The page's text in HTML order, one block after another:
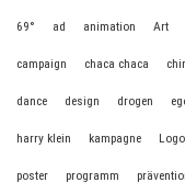
69° ad animation Art
campaign chaca chaca
dance design drogen
harry klein kampagne Logo
poster programm